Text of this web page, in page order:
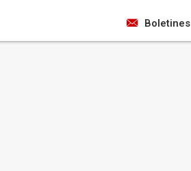
Boletines